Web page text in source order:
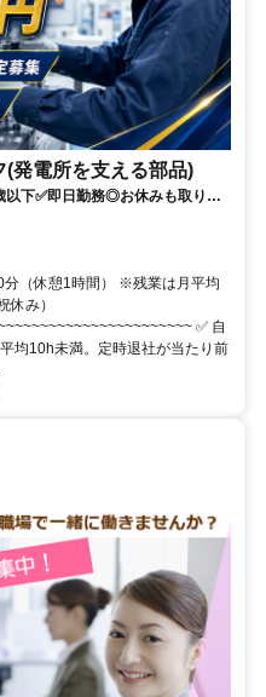
発電所を支える部品)
以下✅️即日勤務◎お休みも取りや
（休憩1時間） ※残業は月平均
休み）
✅️ 自
均10h未満。定時退社が当たり前